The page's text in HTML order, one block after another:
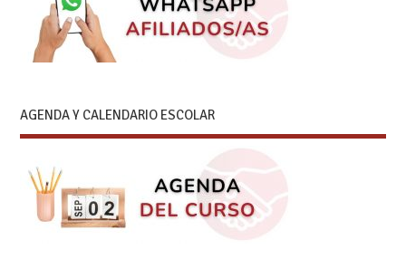
AGENDA Y CALENDARIO ESCOLAR